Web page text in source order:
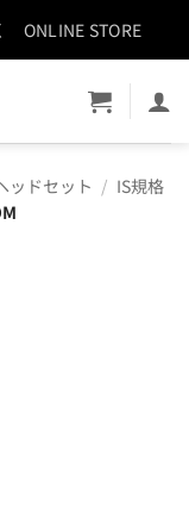
ONLINE STORE
ッドセット / IS規格